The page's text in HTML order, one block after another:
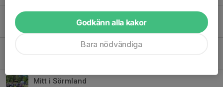
0
Mitt i Sörmland
Godkänn alla kakor
Bara nödvändiga